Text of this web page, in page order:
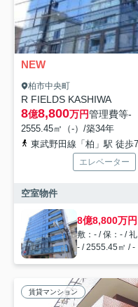
NEW
柏市中央町
R FIELDS KASHIWA
8億8,800万円管理費等-
2555.45㎡（-）/築34年
東武野田線「柏」駅 徒歩
エレベーター
空室物件
8億8,800万円
敷：- / 保：- /
- / 2555.45㎡ / -
賃貸マンション